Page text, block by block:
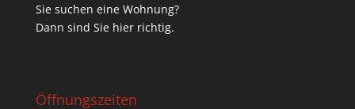
Sie suchen eine Wohnung?
Dann sind Sie hier richtig.
Öffnungszeiten